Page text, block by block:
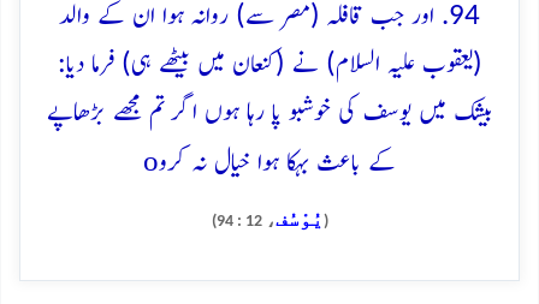
94. اور جب قافلہ (مصر سے) روانہ ہوا ان کے والد
(یعقوب علیہ السلام) نے (کنعان میں بیٹھے ہی) فرما دیا:
بیشک میں یوسف کی خوشبو پا رہا ہوں اگر تم مجھے بڑھاپے
کے باعث بہکا ہوا خیال نہ کروo
( يُوْسُف، 12 : 94)